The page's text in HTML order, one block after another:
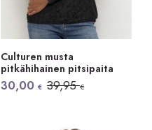
Culturen musta
pitkähihainen pitsipaita
39,95€
Alkuperäinen
hinta
30,00 €
Nykyinen
hinta